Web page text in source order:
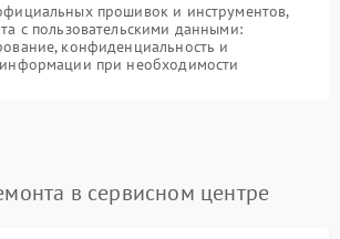
прошивок и инструментов,
с пользовательскими данными:
конфиденциальность и
информации при необходимости
в сервисном центре